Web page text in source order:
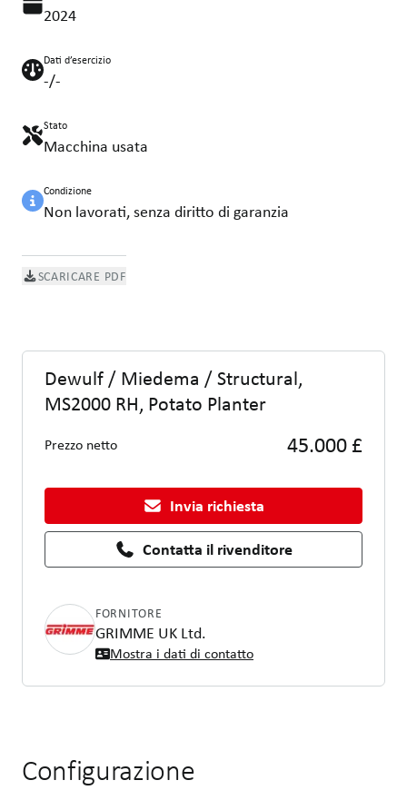
2024
Dati d’esercizio
-/-
Stato
Macchina usata
Condizione
Non lavorati, senza diritto di garanzia
SCARICARE PDF
Dewulf / Miedema / Structural,
MS2000 RH, Potato Planter
Prezzo netto 45.000 £
Invia richiesta
Contatta il rivenditore
FORNITORE
GRIMME UK Ltd.
Mostra i dati di contatto
Configurazione